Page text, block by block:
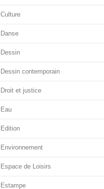
Culture
Danse
Dessin
Dessin contemporain
Droit et justice
Eau
Edition
Environnement
Espace de Loisirs
Estampe